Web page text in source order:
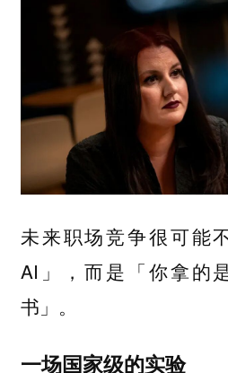
未来职场竞争很可能
AI」，而是「你拿的
书」。
一场国家级的实验